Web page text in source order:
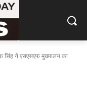
सिंह ने एसएसएफ मुख्यालय का